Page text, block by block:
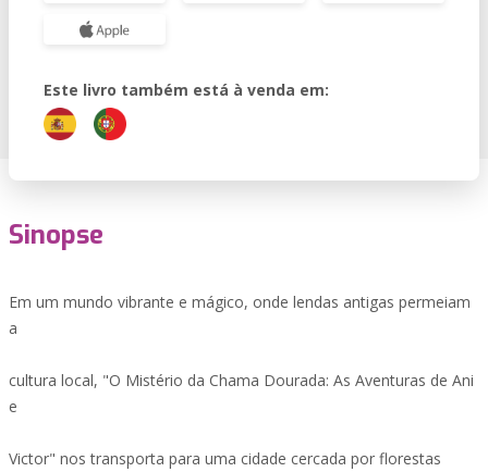
Este livro também está à venda em:
Sinopse
Em um mundo vibrante e mágico, onde lendas antigas permeiam
a
cultura local, "O Mistério da Chama Dourada: As Aventuras de Ani
e
Victor" nos transporta para uma cidade cercada por florestas